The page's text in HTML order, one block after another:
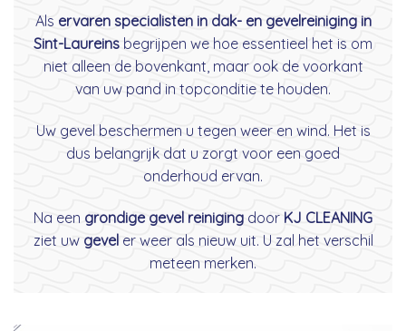
Als ervaren specialisten in dak- en gevelreiniging in
Sint-Laureins begrijpen we hoe essentieel het is om
niet alleen de bovenkant, maar ook de voorkant
van uw pand in topconditie te houden.
Uw gevel beschermen u tegen weer en wind. Het is
dus belangrijk dat u zorgt voor een goed
onderhoud ervan.
Na een grondige gevel reiniging door KJ CLEANING
ziet uw geveler weer als nieuw uit. U zal het verschil
meteen merken.